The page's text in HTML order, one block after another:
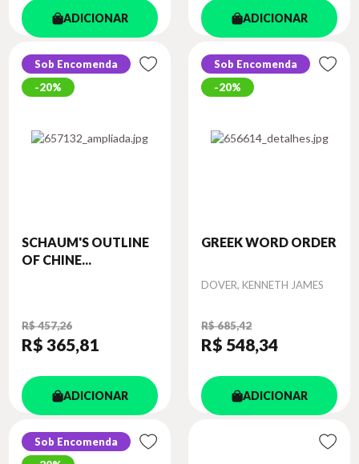
ADICIONAR ADICIONAR
Sob Encomenda
20%
SCHAUM'S OUTLINE
OF CHINE...
R$ 457,26
R$ 365,81
ADICIONAR
Sob Encomenda
20%
GREEK WORD ORDER
Autor
DOVER, KENNETH JAMES
R$ 685,42
R$ 548,34
ADICIONAR
Sob Encomenda